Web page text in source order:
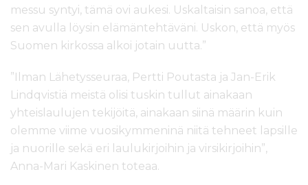
messu syntyi, tämä ovi aukesi. Uskaltaisin sanoa, että
sen avulla löysin elämäntehtäväni. Uskon, että myös
Suomen kirkossa alkoi jotain uutta.”
”Ilman Lähetysseuraa, Pertti Poutasta ja Jan-Erik
Lindqvistiä meistä olisi tuskin tullut ainakaan
yhteislaulujen tekijöitä, ainakaan siinä määrin kuin
olemme viime vuosikymmeninä niitä tehneet lapsille
ja nuorille sekä eri laulukirjoihin ja virsikirjoihin”,
Anna-Mari Kaskinen toteaa.